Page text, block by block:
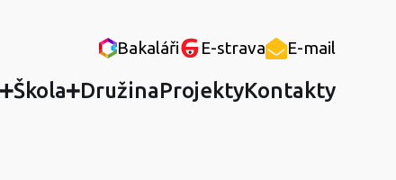
Bakaláři E-strava E-mail
Škola DružinaProjektyKontakty